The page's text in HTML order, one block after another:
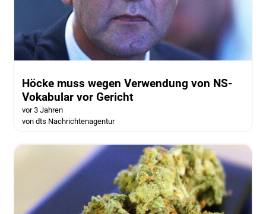
Höcke muss wegen Verwendung von NS-
Vokabular vor Gericht
vor 3 Jahren
von dts Nachrichtenagentur